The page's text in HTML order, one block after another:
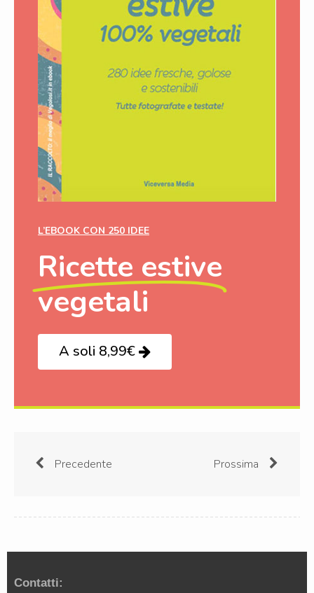
L’EBOOK CON 250 IDEE
Ricette estive
vegetali
A soli 8,99€
Precedente Prossima
Contatti: